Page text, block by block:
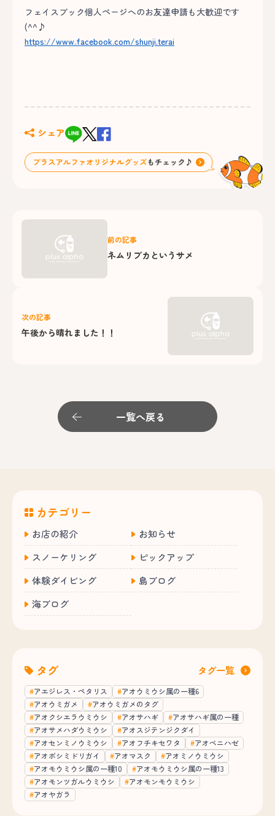
フェイスブック個人ページへのお友達申請も大歓迎です
(^^♪
https://www.facebook.com/shunji.terai
シェア
前の記事
ネムリブカというサメ
次の記事
午後から晴れました！！
一覧へ戻る
カテゴリー
お店の紹介
お知らせ
スノーケリング
ピックアップ
体験ダイビング
島ブログ
海ブログ
タグ タグ一覧
アエジレス・ペタリス
アオウミウシ属の一種6
アオウミガメ
アオウミガメのタグ
アオクシエラウミウシ
アオサハギ
アオサハギ属の一種
アオサメハダウミウシ
アオスジテンジクダイ
アオセンミノウミウシ
アオフチキセワタ
アオベニハゼ
アオボシミドリガイ
アオマスク
アオミノウミウシ
アオモウミウシ属の一種10
アオモウミウシ属の一種13
アオモンツガルウミウシ
アオモンモウミウシ
アオヤガラ